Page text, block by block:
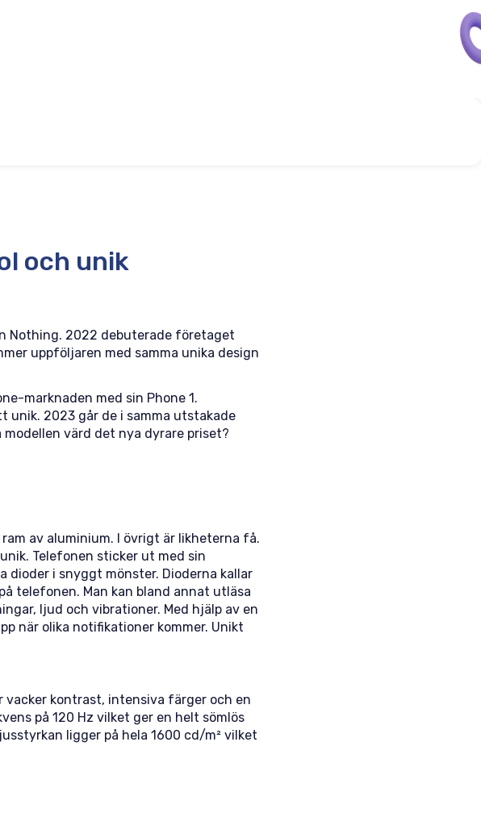
och unik
Nothing. 2022 debuterade företaget
uppföljaren med samma unika design
marknaden med sin Phone 1.
unik. 2023 går de i samma utstakade
värd det nya dyrare priset?
av aluminium. I övrigt är likheterna få.
Telefonen sticker ut med sin
dioder i snyggt mönster. Dioderna kallar
telefonen. Man kan bland annat utläsa
ljud och vibrationer. Med hjälp av en
när olika notifikationer kommer. Unikt
vacker kontrast, intensiva färger och en
på 120 Hz vilket ger en helt sömlös
ligger på hela 1600 cd/m² vilket